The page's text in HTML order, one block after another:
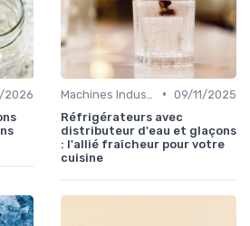
2026
• 09/11/2025
Réfrigérateurs avec
distributeur d'eau et glaçons
: l'allié fraîcheur pour votre
cuisine